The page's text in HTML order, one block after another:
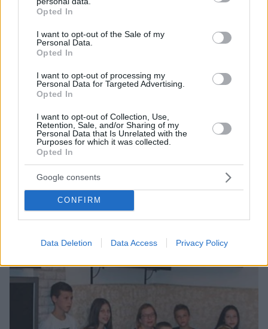
grant or deny consent to Google and its third-party tags to
use your data for below specified purposes in below Google
consent section.
Opted In
I want to opt-out of the Sale of my
Personal Data.
Opted In
I want to opt-out of processing my
Personal Data for Targeted Advertising.
Opted In
I want to opt-out of Collection, Use,
Retention, Sale, and/or Sharing of my
Personal Data that Is Unrelated with the
Purposes for which it was collected.
Opted In
Google consents
CONFIRM
Data Deletion Data Access Privacy Policy
«Πόσα θέλεις για το κορίτσι;»: Τουρίστας στην
Κρήτη ζητά... τιμή για ανήλικη που κάθεται
07.08.2026, 18:22